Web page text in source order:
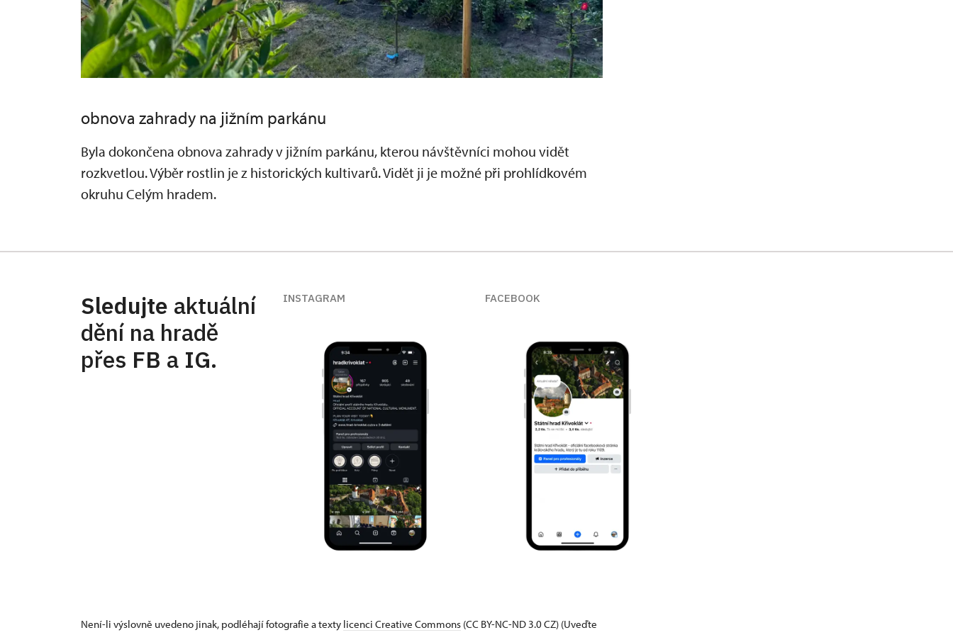
obnova zahrady na jižním parkánu
Byla dokončena obnova zahrady v jižním parkánu, kterou návštěvníci mohou vidět
rozkvetlou. Výběr rostlin je z historických kultivarů. Vidět ji je možné při prohlídkovém
okruhu Celým hradem.
Sledujte aktuální
dění na hradě
přes FB a IG.
INSTAGRAM FACEBOOK
Není-li výslovně uvedeno jinak, podléhají fotografie a texty licenci Creative Commons (CC BY-NC-ND 3.0 CZ) (Uveďte